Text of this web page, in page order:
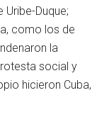
Duque;
como los de
la
social y
hicieron Cuba,